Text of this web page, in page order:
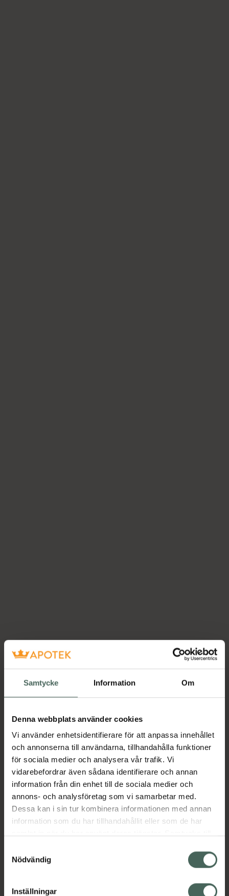
Samtycke Information Om
Denna webbplats använder cookies
Vi använder enhetsidentifierare för att anpassa innehållet
och annonserna till användarna, tillhandahålla funktioner
för sociala medier och analysera vår trafik. Vi
vidarebefordrar även sådana identifierare och annan
information från din enhet till de sociala medier och
annons- och analysföretag som vi samarbetar med.
Dessa kan i sin tur kombinera informationen med annan
information som du har tillhandahållit eller som de har
återkalla ditt samtycke via webbplatsens
cookieinställningar. Ett återkallat samtycke påverkar inte
lagligheten av behandling som skett innan återkallelsen.
Nödvändig
Inställningar